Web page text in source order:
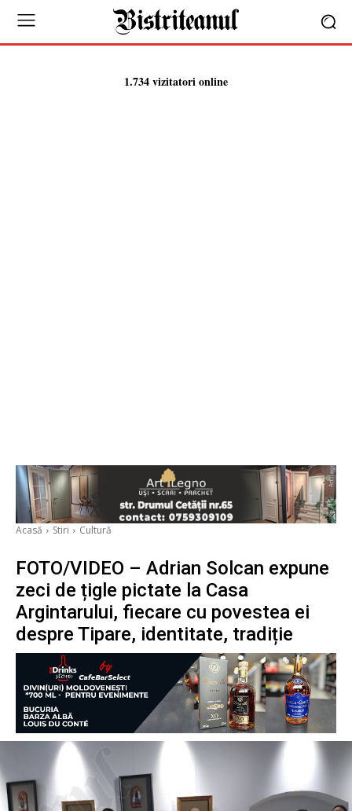
1.734 vizitatori online
Acasă Stiri Cultură
FOTO/VIDEO – Adrian Solcan expune
zeci de țigle pictate la Casa
Argintarului, fiecare cu povestea ei
despre Tipare, identitate, tradiție